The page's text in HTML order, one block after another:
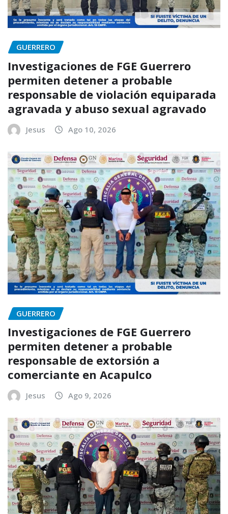
GUERRERO
Investigaciones de FGE Guerrero
permiten detener a probable
responsable de violación equiparada
agravada y abuso sexual agravado
Jesus Ago 10, 2026
GUERRERO
Investigaciones de FGE Guerrero
permiten detener a probable
responsable de extorsión a
comerciante en Acapulco
Jesus Ago 9, 2026